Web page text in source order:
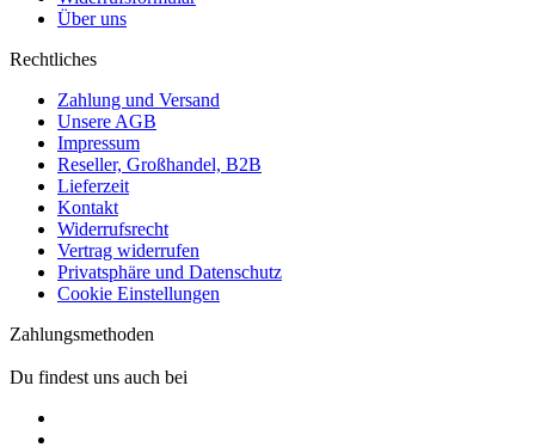
Über uns
Rechtliches
Zahlung und Versand
Unsere AGB
Impressum
Reseller, Großhandel, B2B
Lieferzeit
Kontakt
Widerrufsrecht
Vertrag widerrufen
Privatsphäre und Datenschutz
Cookie Einstellungen
Zahlungsmethoden
Du findest uns auch bei